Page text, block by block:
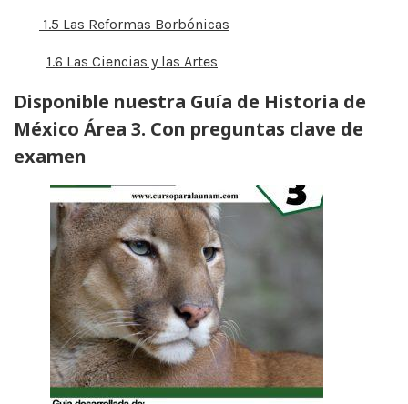
1.5 Las Reformas Borbónicas
1.6 Las Ciencias y las Artes
Disponible nuestra Guía de Historia de
México Área 3. Con preguntas clave de
examen